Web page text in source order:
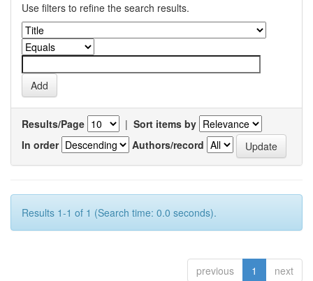
Use filters to refine the search results.
Results/Page | Sort items by
In order
Authors/record
Results 1-1 of 1 (Search time: 0.0 seconds).
previous 1 next